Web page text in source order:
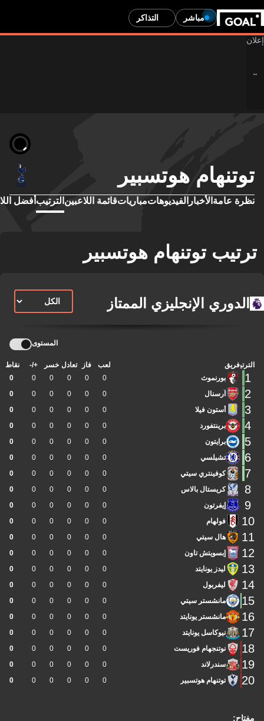
مباشر التذاكر
توتنهام هوتسبير
نظرة عامة الأخبار الفيديوهاتمبارياتقائمة اللاعبين الترتيب أفضل
ترتيب توتنهام هوتسبير
الدوري الإنجليزي الممتاز
المستوى
مفتاح:
الترتيبفريق لعب فاز تعادل خسر +/- نقاط
1 بورنموث 0
0
0
0
0
0
2 آرسنال 0
0
0
0
0
0
3 أستون فيلا 0
0
0
0
0
0
4 برينتفورد 0
0
0
0
0
0
5 برايتون 0
0
0
0
0
0
6 تشيلسي 0
0
0
0
0
0
7 كوفينتري سيتي 0
0
0
0
0
0
8 كريستال بالاس 0
0
0
0
0
0
9 إيفرتون 0
0
0
0
0
0
10 فولهام 0
0
0
0
0
0
11 هال سيتي 0
0
0
0
0
0
12 إبسويتش تاون 0
0
0
0
0
0
13 ليدز يونايتد 0
0
0
0
0
0
14 ليفربول 0
0
0
0
0
0
15 مانشستر سيتي 0
0
0
0
0
0
16 مانشستر يونايتد 0
0
0
0
0
0
17 نيوكاسل يونايتد 0
0
0
0
0
0
18 نوتنجهام فوريست 0
0
0
0
0
0
19 سندرلاند 0
0
0
0
0
0
20 توتنهام هوتسبير 0
0
0
0
0
0